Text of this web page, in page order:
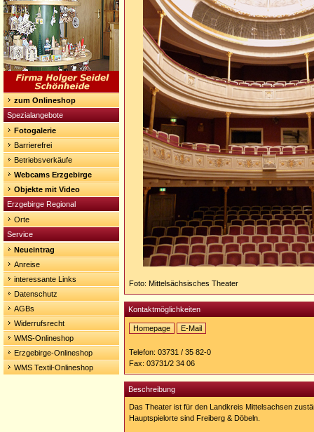
zum Onlineshop
Spezialangebote
Fotogalerie
Barrierefrei
Betriebsverkäufe
Webcams Erzgebirge
Objekte mit Video
Erzgebirge Regional
Orte
Service
Neueintrag
Anreise
interessante Links
Datenschutz
AGBs
Widerrufsrecht
WMS-Onlineshop
Erzgebirge-Onlineshop
WMS Textil-Onlineshop
Foto: Mittelsächsisches Theater
Kontaktmöglichkeiten
Homepage
http://www.mittelsaechsisches-
theater.de/
E-Mail
Telefon: 03731 / 35 82-0
Fax: 03731/2 34 06
Beschreibung
Das Theater ist für den Landkreis Mittelsachsen
Hauptspielorte sind Freiberg & Döbeln.